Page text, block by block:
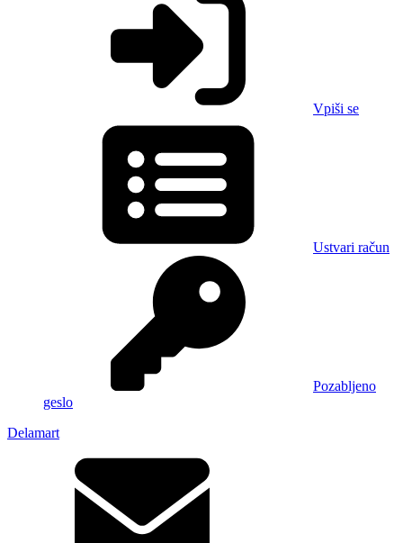
Vpiši se
Ustvari račun
Pozabljeno
geslo
Delamart